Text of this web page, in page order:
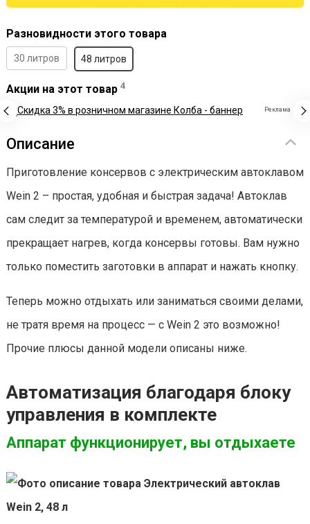
Разновидности этого товара
30 литров 48 литров
Акции на этот товар 4
Реклама
Описание
Приготовление консервов с электрическим автоклавом
Wein 2 – простая, удобная и быстрая задача! Автоклав
сам следит за температурой и временем, автоматически
прекращает нагрев, когда консервы готовы. Вам нужно
только поместить заготовки в аппарат и нажать кнопку.
Теперь можно отдыхать или заниматься своими делами,
не тратя время на процесс — с Wein 2 это возможно!
Прочие плюсы данной модели описаны ниже.
Автоматизация благодаря блоку
управления в комплекте
Аппарат функционирует, вы отдыхаете